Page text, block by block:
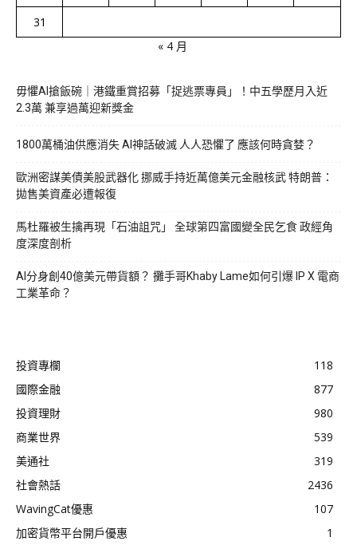
31
« 4 月
毋懼AI搶飯碗｜港鐵重賞招募「捉逃票專員」！中五學歷月入近
2.3萬 兼享過萬迎新獎金
1800萬桶油供應消失 AI神話破滅 人人恐懼了 應該何時貪婪？
歐洲密謀美債美股武器化 挪威手持近萬億美元金融核武 特朗普：
拋售美資產必遭報復
馬杜羅被生擒再現「石油詛咒」 全球第四富國變全民乞食 政經角
度深度剖析
AI分身創40億美元帶貨額？ 攤手哥Khaby Lame如何引爆 IP X 電商
工業革命？
投資專欄
118
國際金融
877
投資理財
980
商業世界
539
美通社
319
社會熱話
2436
WavingCat優惠
107
加密貨幣平台開戶優惠
1